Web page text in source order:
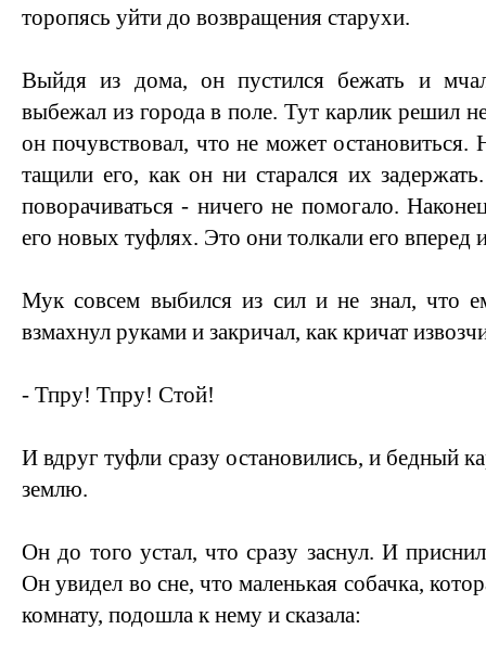
торопясь уйти до возвращения старухи.
Выйдя из дома, он пустился бежать и
выбежал из города в поле. Тут карлик решил
он почувствовал, что не может
тащили его, как он ни старался их
поворачиваться - ничего не помогало.
его новых туфлях. Это они толкали его вперед
Мук совсем выбился из сил и не знал, что
взмахнул руками и закричал, как кричат
- Тпру! Тпру! Стой!
И вдруг туфли сразу остановились, и бедный
землю.
Он до того устал, что сразу заснул. И
Он увидел во сне, что маленькая собачка,
комнату, подошла к нему и сказала: